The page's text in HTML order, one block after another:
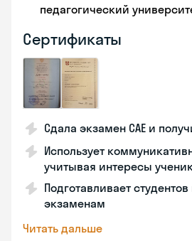
педагогический
Сертификаты
Сдала экзамен CAE и
Использует
учитывая интересы
Подготавливает
экзаменам
Читать дальше